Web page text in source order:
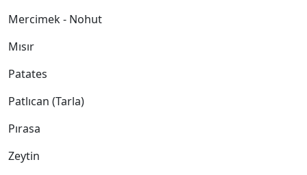
Mercimek - Nohut
Mısır
Patates
Patlıcan (Tarla)
Pırasa
Zeytin